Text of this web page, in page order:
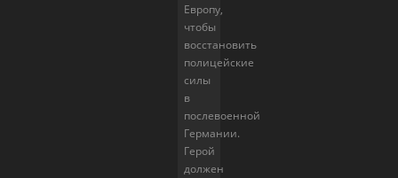
Европу,
чтобы
восстановить
полицейские
силы
в
послевоенной
Германии.
Герой
должен